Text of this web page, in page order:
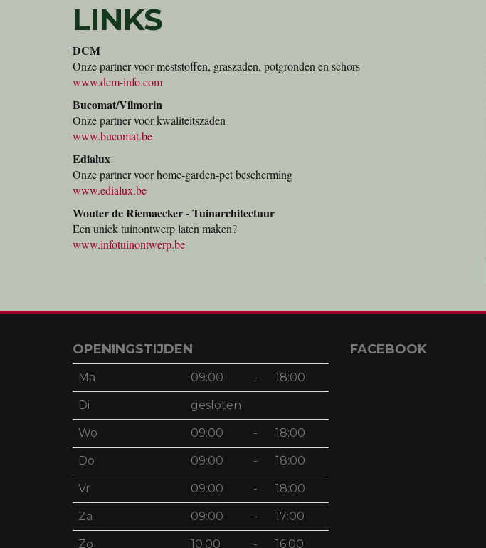
LINKS
DCM
Onze partner voor meststoffen, graszaden, potgronden en schors
www.dcm-info.com
Bucomat/Vilmorin
Onze partner voor kwaliteitszaden
www.bucomat.be
Edialux
Onze partner voor home-garden-pet bescherming
www.edialux.be
Wouter de Riemaecker - Tuinarchitectuur
Een uniek tuinontwerp laten maken?
www.infotuinontwerp.be
OPENINGSTIJDEN
Ma 09:00 - 18:00
Di gesloten
Wo 09:00 - 18:00
Do 09:00 - 18:00
Vr 09:00 - 18:00
Za 09:00 - 17:00
Zo 10:00 - 16:00
FACEBOOK